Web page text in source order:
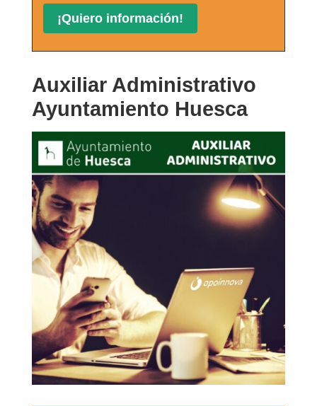
Auxiliar Administrativo
Ayuntamiento Huesca